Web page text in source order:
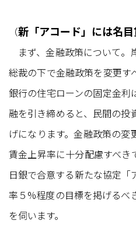
（新「アコード」には名目
まず、金融政策について。
総裁の下で金融政策を変更す
銀行の住宅ローンの固定金利
融を引き締めると、民間の
げになります。金融政策の変
賃金上昇率に十分配慮すべき
日銀で合意する新たな協定
率５%程度の目標を掲げるべ
を伺います。